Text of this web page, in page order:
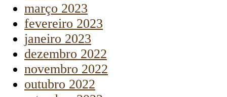
março 2023
fevereiro 2023
janeiro 2023
dezembro 2022
novembro 2022
outubro 2022